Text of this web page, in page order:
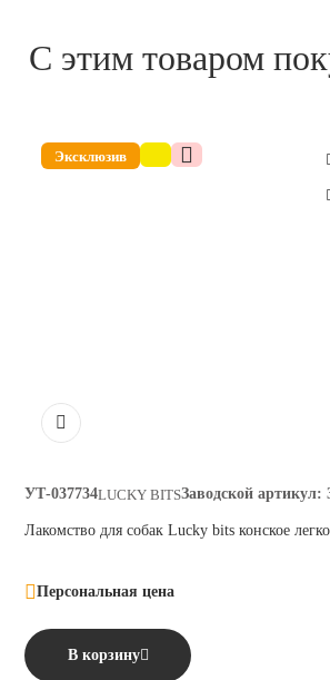
С этим товаром
Эксклюзив
УТ-037734 Заводской артикул:
LUCKY BITS
Лакомство для собак Lucky bits конское
Персональная цена
В корзину